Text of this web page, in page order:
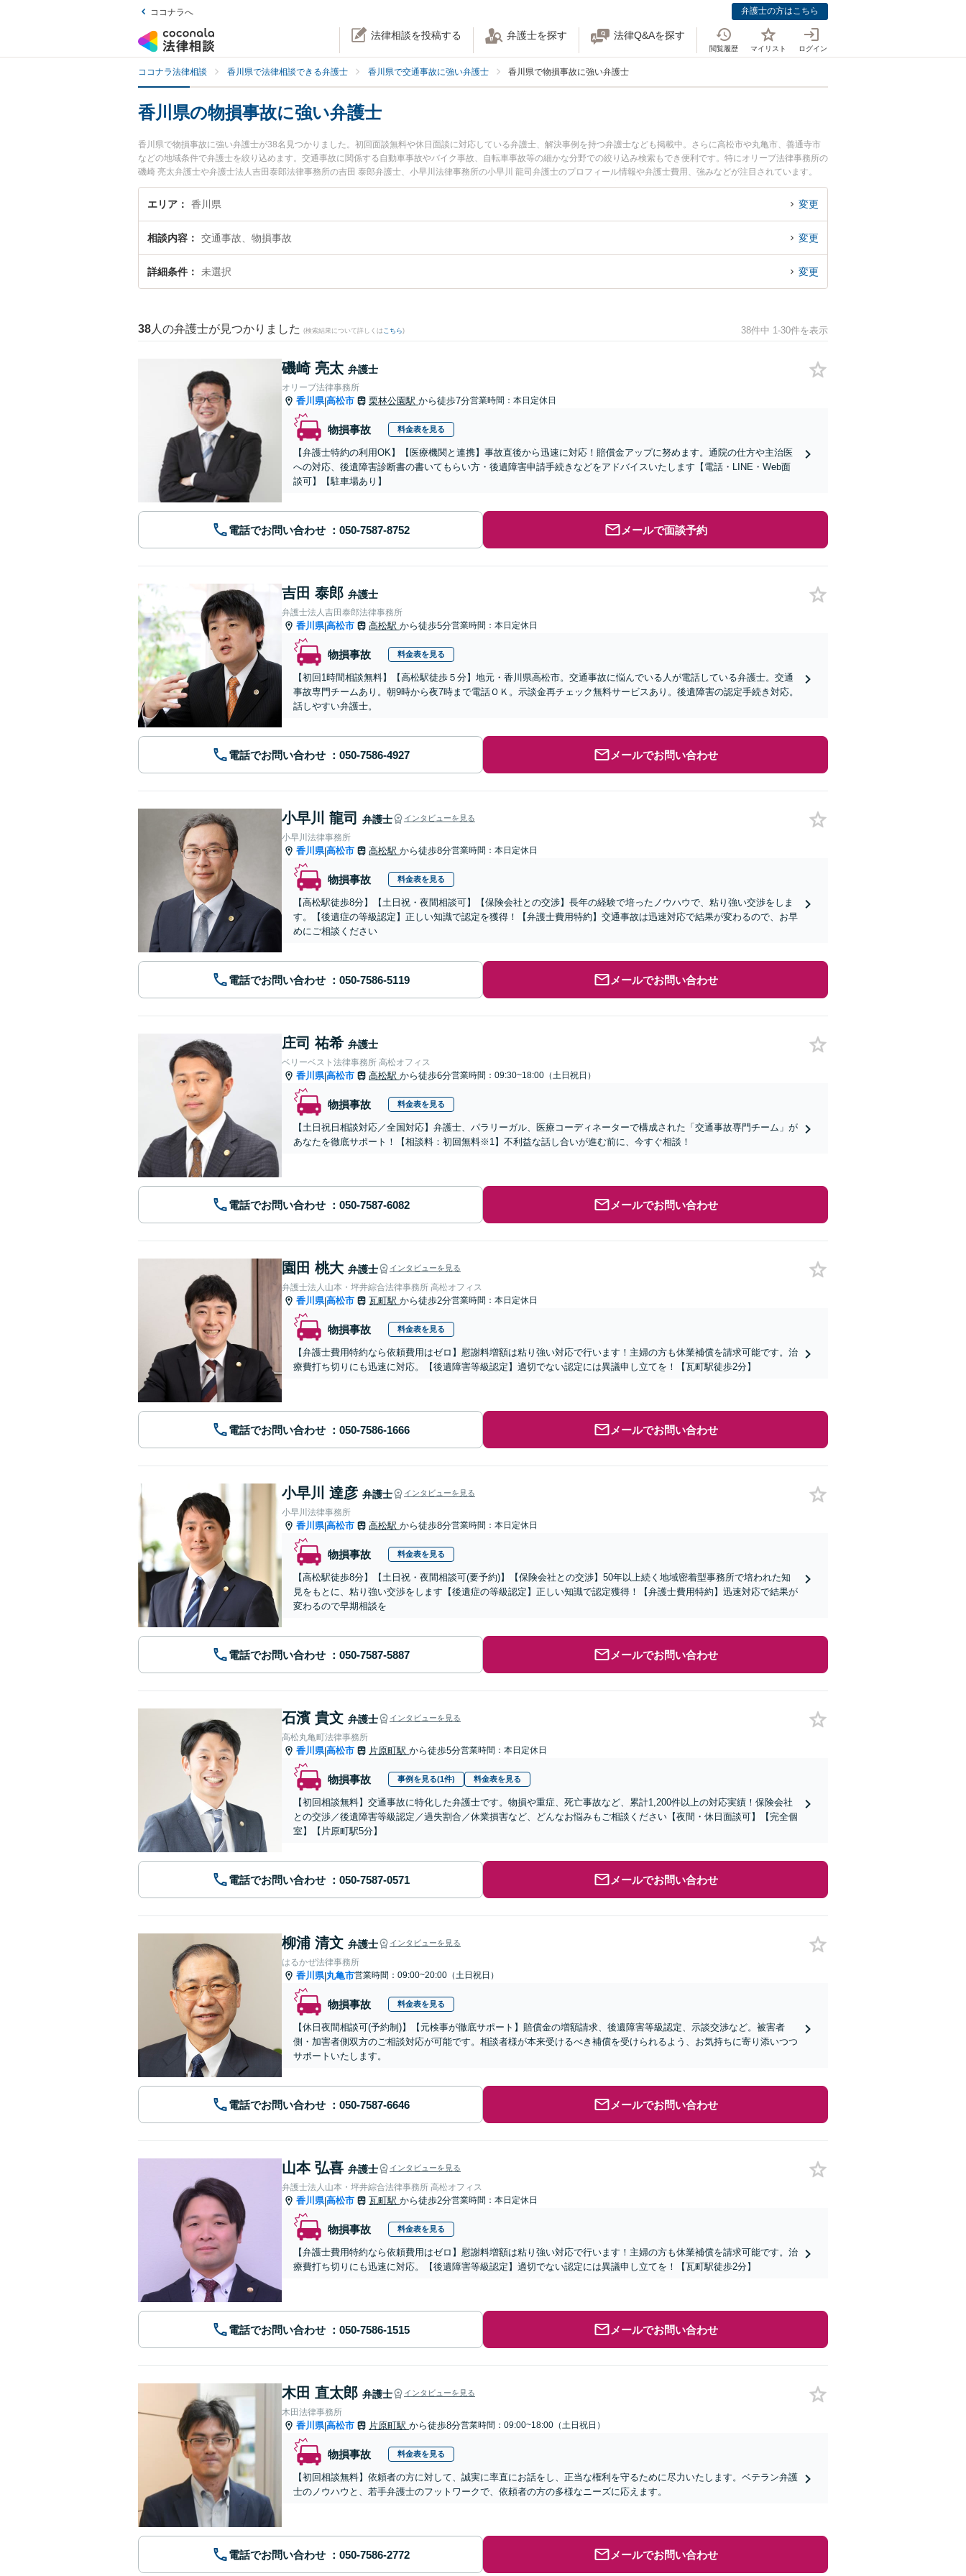
ココナラへ 弁護士の方はこちら
法律相談を投稿する 弁護士を探す 法律Q&Aを探す
閲覧履歴 マイリスト ログイン
ココナラ法律相談 香川県で法律相談できる弁護士 香川県で交通事故に強い弁護士 香川県で物損事故に強い弁護士
香川県の物損事故に強い弁護士
香川県で物損事故に強い弁護士が38名見つかりました。初回面談無料や休日面談に対応している弁護士、解決事例を持つ弁護士なども掲載中。さらに高松市や丸亀市、善通寺市
などの地域条件で弁護士を絞り込めます。交通事故に関係する自動車事故やバイク事故、自転車事故等の細かな分野での絞り込み検索もでき便利です。特にオリーブ法律事務所の
磯崎 亮太弁護士や弁護士法人吉田泰郎法律事務所の吉田 泰郎弁護士、小早川法律事務所の小早川 龍司弁護士のプロフィール情報や弁護士費用、強みなどが注目されています。
『香川県で土日や夜間に発生した物損事故のトラブルを今すぐに弁護士に相談したい』『物損事故のトラブル解決の実績豊富な近くの弁護士を検索したい』『初回相談無料で物損
事故を法律相談できる香川県内の弁護士に相談予約したい』などでお困りの相談者さんにおすすめです。
エリア 香川県 変更
相談内容 交通事故、物損事故 変更
詳細条件 未選択 変更
38 人の弁護士が見つかりました (検索結果について詳しくは こちら) 38件中 1-30件を表示
磯崎 亮太 弁護士
オリーブ法律事務所
香川県|高松市 栗林公園駅 から徒歩7分営業時間：本日定休日
物損事故 料金表を見る
【弁護士特約の利用OK】【医療機関と連携】事故直後から迅速に対応！賠償金アップに努めます。通院の仕方や主治医
への対応、後遺障害診断書の書いてもらい方・後遺障害申請手続きなどをアドバイスいたします【電話・LINE・Web面
談可】【駐車場あり】
電話でお問い合わせ メールで面談予約
吉田 泰郎 弁護士
弁護士法人吉田泰郎法律事務所
香川県|高松市 高松駅 から徒歩5分営業時間：本日定休日
物損事故 料金表を見る
【初回1時間相談無料】【高松駅徒歩５分】地元・香川県高松市。交通事故に悩んでいる人が電話している弁護士。交通
事故専門チームあり。朝9時から夜7時まで電話ＯＫ。示談金再チェック無料サービスあり。後遺障害の認定手続き対応。
話しやすい弁護士。
電話でお問い合わせ メールでお問い合わせ
小早川 龍司 弁護士 インタビューを見る
小早川法律事務所
香川県|高松市 高松駅 から徒歩8分営業時間：本日定休日
物損事故 料金表を見る
【高松駅徒歩8分】【土日祝・夜間相談可】【保険会社との交渉】長年の経験で培ったノウハウで、粘り強い交渉をしま
す。【後遺症の等級認定】正しい知識で認定を獲得！【弁護士費用特約】交通事故は迅速対応で結果が変わるので、お早
めにご相談ください
電話でお問い合わせ メールでお問い合わせ
庄司 祐希 弁護士
ベリーベスト法律事務所 高松オフィス
香川県|高松市 高松駅 から徒歩6分営業時間：09:30~18:00（土日祝日）
物損事故 料金表を見る
【土日祝日相談対応／全国対応】弁護士、パラリーガル、医療コーディネーターで構成された「交通事故専門チーム」が
あなたを徹底サポート！【相談料：初回無料※1】不利益な話し合いが進む前に、今すぐ相談！
電話でお問い合わせ メールでお問い合わせ
園田 桃大 弁護士 インタビューを見る
弁護士法人山本・坪井綜合法律事務所 高松オフィス
香川県|高松市 瓦町駅 から徒歩2分営業時間：本日定休日
物損事故 料金表を見る
【弁護士費用特約なら依頼費用はゼロ】慰謝料増額は粘り強い対応で行います！主婦の方も休業補償を請求可能です。治
療費打ち切りにも迅速に対応。【後遺障害等級認定】適切でない認定には異議申し立てを！【瓦町駅徒歩2分】
電話でお問い合わせ メールでお問い合わせ
小早川 達彦 弁護士 インタビューを見る
小早川法律事務所
香川県|高松市 高松駅 から徒歩8分営業時間：本日定休日
物損事故 料金表を見る
【高松駅徒歩8分】【土日祝・夜間相談可(要予約)】【保険会社との交渉】50年以上続く地域密着型事務所で培われた知
見をもとに、粘り強い交渉をします【後遺症の等級認定】正しい知識で認定獲得！【弁護士費用特約】迅速対応で結果が
変わるので早期相談を
電話でお問い合わせ メールでお問い合わせ
石濱 貴文 弁護士 インタビューを見る
高松丸亀町法律事務所
香川県|高松市 片原町駅 から徒歩5分営業時間：本日定休日
物損事故 事例を見る(1件) 料金表を見る
【初回相談無料】交通事故に特化した弁護士です。物損や重症、死亡事故など、累計1,200件以上の対応実績！保険会社
との交渉／後遺障害等級認定／過失割合／休業損害など、どんなお悩みもご相談ください【夜間・休日面談可】【完全個
室】【片原町駅5分】
電話でお問い合わせ メールでお問い合わせ
柳浦 清文 弁護士 インタビューを見る
はるかぜ法律事務所
香川県|丸亀市営業時間：09:00~20:00（土日祝日）
物損事故 料金表を見る
【休日夜間相談可(予約制)】【元検事が徹底サポート】賠償金の増額請求、後遺障害等級認定、示談交渉など。被害者
側・加害者側双方のご相談対応が可能です。相談者様が本来受けるべき補償を受けられるよう、お気持ちに寄り添いつつ
サポートいたします。
電話でお問い合わせ メールでお問い合わせ
山本 弘喜 弁護士 インタビューを見る
弁護士法人山本・坪井綜合法律事務所 高松オフィス
香川県|高松市 瓦町駅 から徒歩2分営業時間：本日定休日
物損事故 料金表を見る
【弁護士費用特約なら依頼費用はゼロ】慰謝料増額は粘り強い対応で行います！主婦の方も休業補償を請求可能です。治
療費打ち切りにも迅速に対応。【後遺障害等級認定】適切でない認定には異議申し立てを！【瓦町駅徒歩2分】
電話でお問い合わせ メールでお問い合わせ
木田 直太郎 弁護士 インタビューを見る
木田法律事務所
香川県|高松市 片原町駅 から徒歩8分営業時間：09:00~18:00（土日祝日）
物損事故 料金表を見る
【初回相談無料】依頼者の方に対して、誠実に率直にお話をし、正当な権利を守るために尽力いたします。ベテラン弁護
士のノウハウと、若手弁護士のフットワークで、依頼者の方の多様なニーズに応えます。
電話でお問い合わせ メールでお問い合わせ